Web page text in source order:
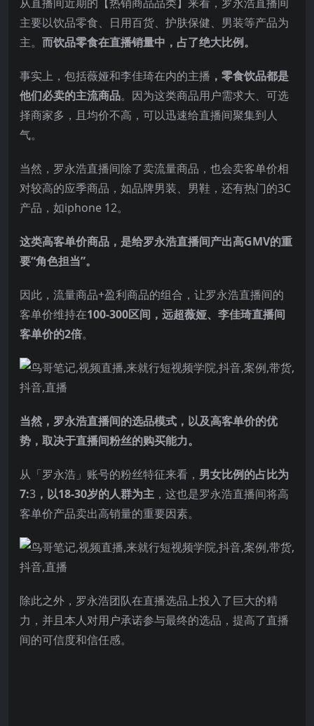
主要以饮品零食、日用百货、护肤保健、男装等产品为
主。 而饮品零食在直播销量中，占了绝大比例。
事实上，包括薇娅和李佳琦在内的主播 ，零食饮品都是
他们必卖的主流商品。因为这类商品用户需求大、可选
择商家多，且均价不高，可以迅速给直播间聚集到人
气。
当然，罗永浩直播间除了卖流量商品，也会卖客单价相
对较高的应季商品，如品牌男装、男鞋，还有热门的3C
产品，如iphone 12。
这类高客单价商品，是给罗永浩直播间产出高GMV的重
要“角色担当”。
因此，流量商品+盈利商品的组合，让罗永浩直播间的
客单价维持在100-300区间 ， 远超薇娅、李佳琦直播间
客单价的2倍。
当然，罗永浩直播间的选品模式，以及高客单价的优
势，取决于直播间粉丝的购买能力。
从「罗永浩」账号的粉丝特征来看， 男女比例的占比为
7:3 ，以18-30岁的人群为主 ，这也是罗永浩直播间将高
客单价产品卖出高销量的重要因素。
除此之外，罗永浩团队在直播选品上投入了巨大的精
力，并且本人对用户承诺参与最终的选品，提高了直播
间的可信度和信任感。